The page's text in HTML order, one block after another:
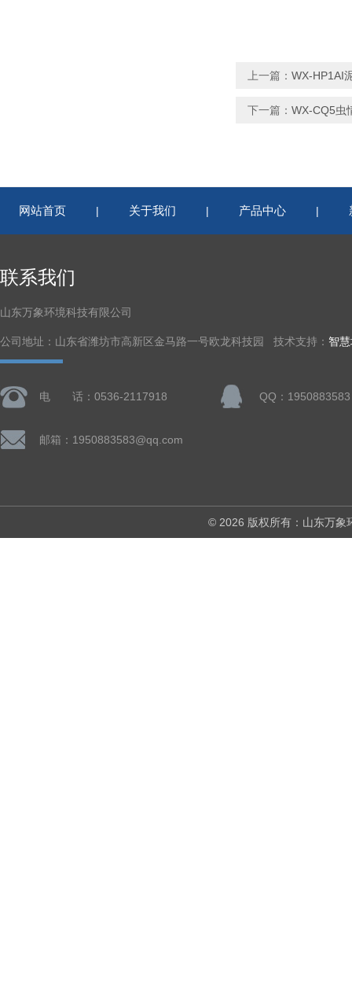
上一篇： WX-HP1AI
下一篇： WX-CQ5虫
网站首页 | 关于我们 | 产品中心 |
联系我们
山东万象环境科技有限公司
公司地址：山东省潍坊市高新区金马路一号欧龙科技园 技术支持： 智
电 话：0536-2117918 QQ：1950883583
邮箱：1950883583@qq.com
© 2026 版权所有：山东万